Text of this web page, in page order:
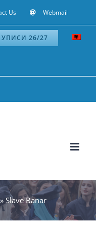
Us Webmail
УПИСИ 26/27
» Slave Banar